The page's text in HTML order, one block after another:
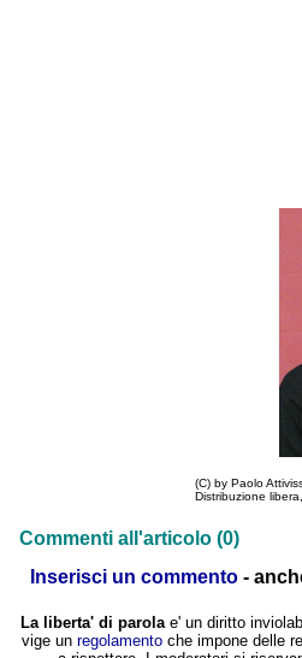
(C) by Paolo
Distribuzione
Commenti all'articolo (0)
Inserisci un commento -
La liberta' di parolae' un diritto
vige un regolamentoche impone delle